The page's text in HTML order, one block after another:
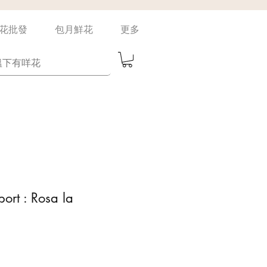
批發 包月鮮花 更多
: Rosa la